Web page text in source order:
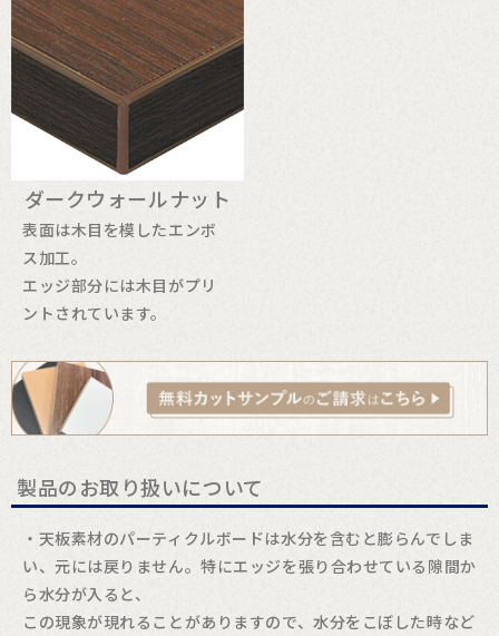
ダークウォールナット
表面は木目を模したエンボ
ス加工。
エッジ部分には木目がプリ
ントされています。
製品のお取り扱いについて
・天板素材のパーティクルボードは水分を含むと膨らんでしま
い、元には戻りません。特にエッジを張り合わせている隙間か
ら水分が入ると、
この現象が現れることがありますので、水分をこぼした時など